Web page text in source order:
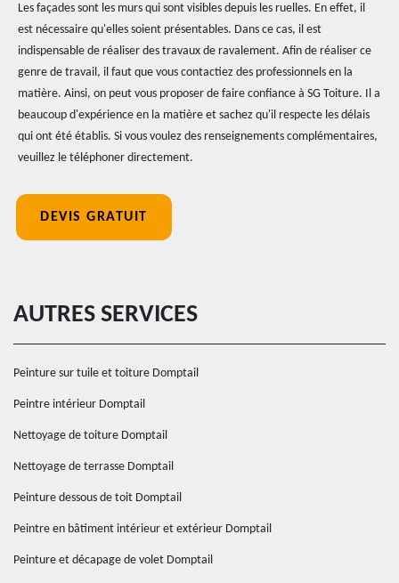
Les façades sont les murs qui sont visibles depuis les ruelles. En effet, il
est nécessaire qu'elles soient présentables. Dans ce cas, il est
indispensable de réaliser des travaux de ravalement. Afin de réaliser ce
genre de travail, il faut que vous contactiez des professionnels en la
matière. Ainsi, on peut vous proposer de faire confiance à SG Toiture. Il a
beaucoup d'expérience en la matière et sachez qu'il respecte les délais
qui ont été établis. Si vous voulez des renseignements complémentaires,
veuillez le téléphoner directement.
DEVIS GRATUIT
AUTRES SERVICES
Peinture sur tuile et toiture Domptail
Peintre intérieur Domptail
Nettoyage de toiture Domptail
Nettoyage de terrasse Domptail
Peinture dessous de toit Domptail
Peintre en bâtiment intérieur et extérieur Domptail
Peinture et décapage de volet Domptail